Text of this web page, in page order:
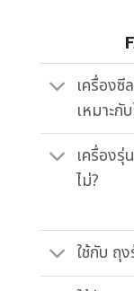
เครื่อง
เหมาะกั
เครื่องรุ่
ไม่?
ใช้กับ ถุ